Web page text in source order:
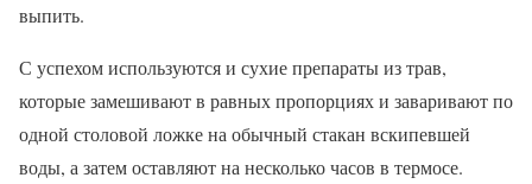
выпить.
С успехом используются и сухие препараты из трав,
которые замешивают в равных пропорциях и заваривают по
одной столовой ложке на обычный стакан вскипевшей
воды, а затем оставляют на несколько часов в термосе.